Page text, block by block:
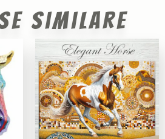
similare